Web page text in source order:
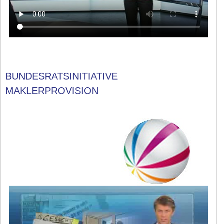
BUNDESRATSINITIATIVE
MAKLERPROVISION